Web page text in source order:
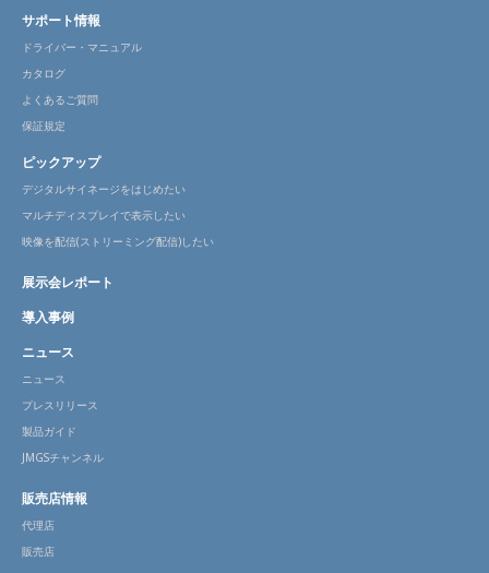
サポート情報
ドライバー・マニュアル
カタログ
よくあるご質問
保証規定
ピックアップ
デジタルサイネージをはじめたい
マルチディスプレイで表示したい
映像を配信(ストリーミング配信)したい
展示会レポート
導入事例
ニュース
ニュース
プレスリリース
製品ガイド
JMGSチャンネル
販売店情報
代理店
販売店